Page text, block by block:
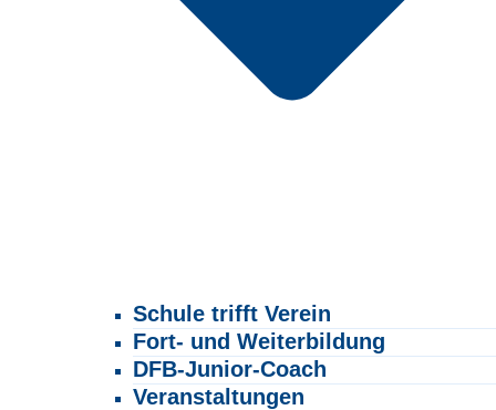
Schule trifft Verein
Fort- und Weiterbildung
DFB-Junior-Coach
Veranstaltungen